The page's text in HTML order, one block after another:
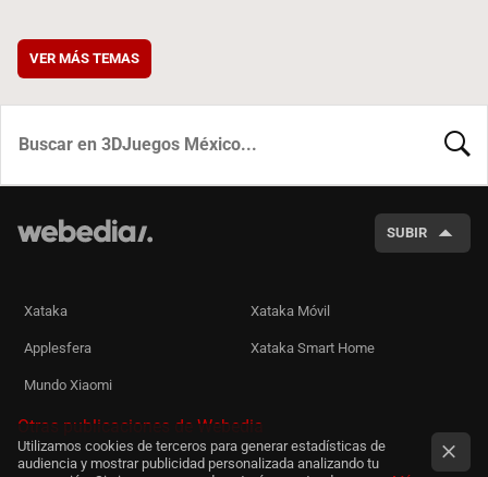
VER MÁS TEMAS
SUBIR
Xataka Xataka Móvil
Applesfera Xataka Smart Home
Mundo Xiaomi
Otras publicaciones de Webedia
Utilizamos cookies de terceros para generar estadísticas de
audiencia y mostrar publicidad personalizada analizando tu